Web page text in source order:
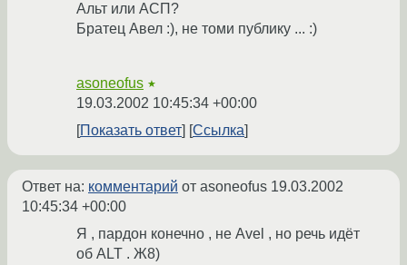
Альт или АСП?
Братец Авел :), не томи публику ... :)
asoneofus ★
19.03.2002 10:45:34 +00:00
Показать ответ
Ссылка
Ответ на: комментарий от asoneofus 19.03.2002
10:45:34 +00:00
Я , пардон конечно , не Avel , но речь идёт
об ALT . Ж8)